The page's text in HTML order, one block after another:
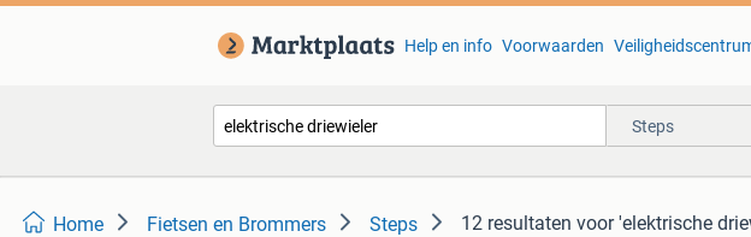
Help en info Voorwaarden
Steps
Home Fietsen en Brommers Steps 12 resultaten voor 'elektrische